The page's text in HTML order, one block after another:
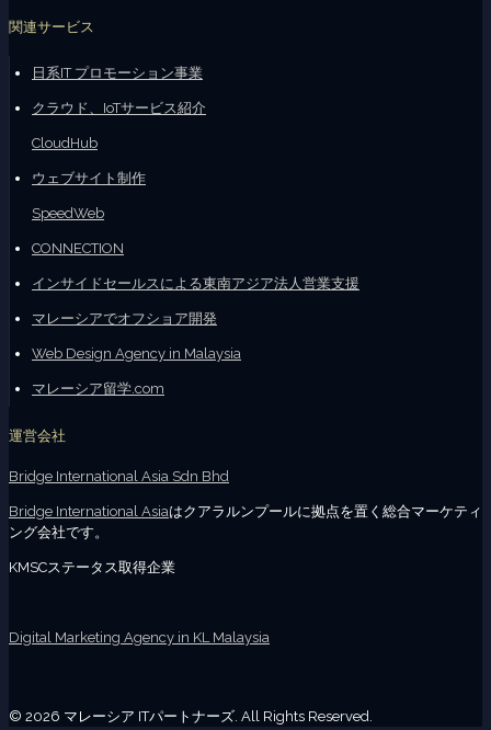
関連サービス
日系IT プロモーション事業
クラウド、IoTサービス紹介
CloudHub
ウェブサイト制作
SpeedWeb
CONNECTION
インサイドセールスによる東南アジア法人営業支援
マレーシアでオフショア開発
Web Design Agency in Malaysia
マレーシア留学.com
運営会社
Bridge International Asia Sdn Bhd
Bridge International Asiaはクアラルンプールに拠点を置く総合マーケティ
ング会社です。
KMSCステータス取得企業
Digital Marketing Agency in KL Malaysia
© 2026 マレーシア ITパートナーズ. All Rights Reserved.